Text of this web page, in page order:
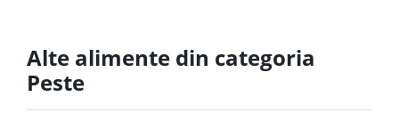
Alte alimente din categoria
Peste